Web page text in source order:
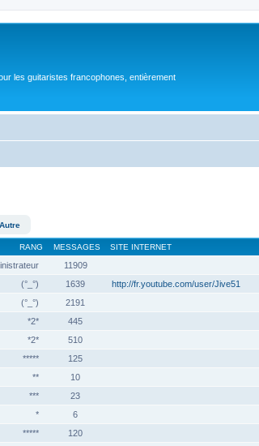
les guitaristes francophones, entièrement
Autre
RANG MESSAGES SITE INTERNET
11909
(°_°)
1639 http://fr.youtube.com/user/Jive51
(°_°)
2191
*2*
445
*2*
510
*****
125
**
10
***
23
*
6
*****
120